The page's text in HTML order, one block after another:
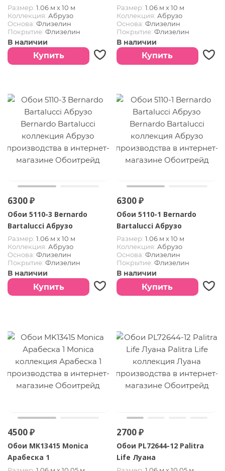
Размер: 1.06 м х 10 м
Коллекция: Абрузо
Основа: Флизелин
Покрытие: Флизелин
В наличии
Купить
Размер: 1.06 м х 10 м
Коллекция: Абрузо
Основа: Флизелин
Покрытие: Флизелин
В наличии
Купить
6300 ₽
Обои 5110-3 Bernardo
Bartalucci Абрузо
Размер: 1.06 м х 10 м
Коллекция: Абрузо
Основа: Флизелин
Покрытие: Флизелин
В наличии
Купить
6300 ₽
Обои 5110-1 Bernardo
Bartalucci Абрузо
Размер: 1.06 м х 10 м
Коллекция: Абрузо
Основа: Флизелин
Покрытие: Флизелин
В наличии
Купить
4500 ₽
Обои MK13415 Monica
Арабеска 1
2700 ₽
Обои PL72644-12 Palitra
Life Луана